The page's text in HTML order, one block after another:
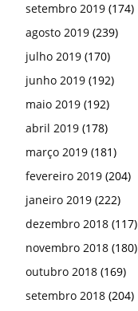
setembro 2019 (174)
agosto 2019 (239)
julho 2019 (170)
junho 2019 (192)
maio 2019 (192)
abril 2019 (178)
março 2019 (181)
fevereiro 2019 (204)
janeiro 2019 (222)
dezembro 2018 (117)
novembro 2018 (180)
outubro 2018 (169)
setembro 2018 (204)